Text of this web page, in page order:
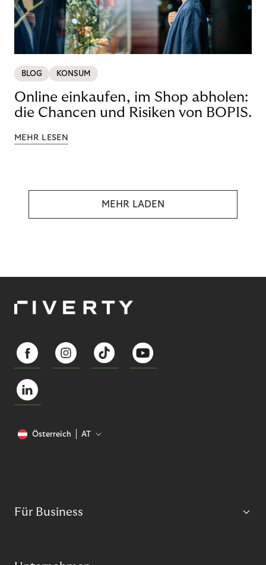
BLOG KONSUM
Online einkaufen, im Shop abholen:
die Chancen und Risiken von BOPIS.
MEHR LESEN
MEHR LADEN
Österreich AT
Für Business